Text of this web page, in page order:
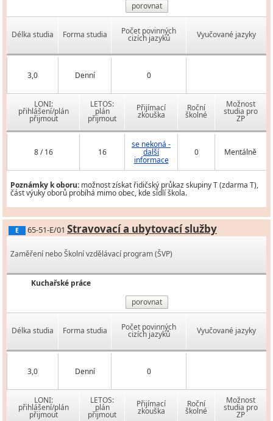
porovnat
Délka studia Forma studia Počet povinných
cizích jazyků Vyučované jazyky
3,0 Denní 0
LONI:
přihlášení/plán
přijmout
LETOS:
plán
přijmout
Přijímací
zkouška
Roční
školné
Možnost
studia pro
ZP
8 / 16 16
se nekoná -
další
informace
0 Mentálně
Poznámky k oboru: možnost získat řidičský průkaz skupiny T (zdarma T),
část výuky oborů probíhá mimo obec, kde sídlí škola.
E 65-51-E/01 Stravovací a ubytovací služby
Zaměření nebo Školní vzdělávací program (ŠVP)
Kuchařské práce
porovnat
Délka studia Forma studia Počet povinných
cizích jazyků Vyučované jazyky
3,0 Denní 0
LONI:
přihlášení/plán
přijmout
LETOS:
plán
přijmout
Přijímací
zkouška
Roční
školné
Možnost
studia pro
ZP